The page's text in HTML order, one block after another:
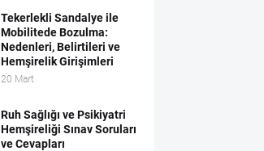
Tekerlekli Sandalye ile
Mobilitede Bozulma:
Nedenleri, Belirtileri ve
Hemşirelik Girişimleri
20 Mart
Ruh Sağlığı ve Psikiyatri
Hemşireliği Sınav Soruları
ve Cevapları